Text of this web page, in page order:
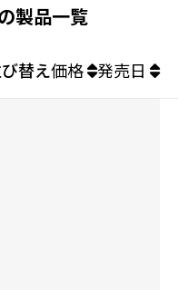
製品一覧
替え価格 発売日